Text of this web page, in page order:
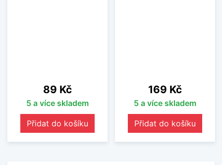
Cena
89 Kč
5 a více skladem
Přidat do košíku
Cena
169 Kč
5 a více skladem
Přidat do košíku